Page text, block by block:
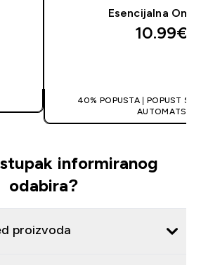
Esencijalna
10.99€‎
40% POPUSTA | POPUST SE
AUTOMATSKI
informiranog
odabira?
proizvoda